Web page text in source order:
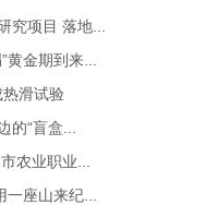
究项目 落地...
黄金期到来...
滑试验
的“盲盒...
农业职业...
座山来纪...